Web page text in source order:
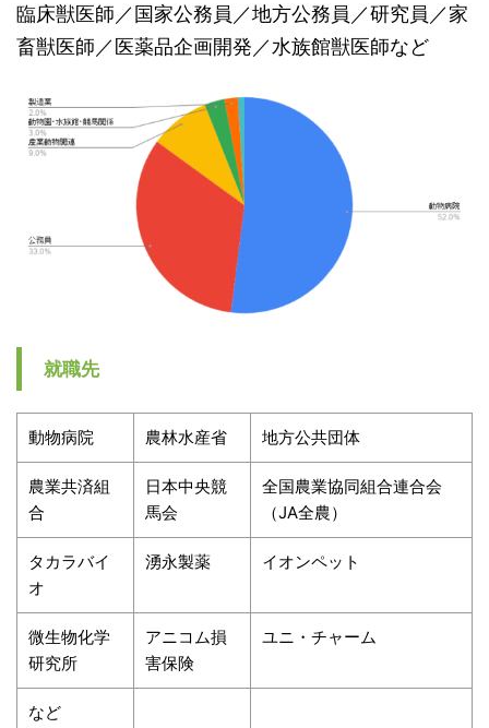
臨床獣医師／国家公務員／地方公務員／研究員／家
畜獣医師／医薬品企画開発／水族館獣医師など
就職先
動物病院 農林水産省 地方公共団体
農業共済組
合
日本中央競
馬会
全国農業協同組合連合会
（JA全農）
タカラバイ
オ
湧永製薬 イオンペット
微生物化学
研究所
アニコム損
害保険
ユニ・チャーム
など